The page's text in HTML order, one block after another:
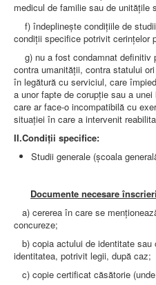
medicul de familie sau de unităţile
f) îndeplineşte condiţiile de
condiţii specifice potrivit cerinţelor
g) nu a fost condamnat definitiv
contra umanităţii, contra statului
în legătură cu serviciul, care
a unor fapte de corupţie sau a
care ar face-o incompatibilă cu
situaţiei în care a intervenit
II.Condiţii specifice:
Studii generale (școala
Documente necesare
a) cererea în care se
concureze;
b) copia actului de identitate
identitatea, potrivit legii, după caz;
c) copie certificat căsătorie